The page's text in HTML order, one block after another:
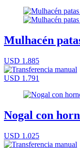
Mulhacén
USD 1.885
USD 1.791
Nogal con
USD 1.025